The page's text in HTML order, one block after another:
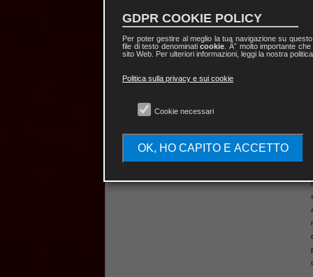
Disponibilità:5
GDPR COOKIE POLICY
Per poter gestire al meglio la tua navigazione su
file di testo denominaticookie. Ãˆ molto importante
sito Web. Per ulteriori informazioni, leggi la nostra
Politica sulla privacy e sui cookie
Cookie necessari
OK, HO CAPITO E ACCETTO